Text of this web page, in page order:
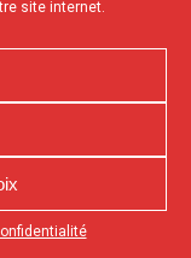
site internet.